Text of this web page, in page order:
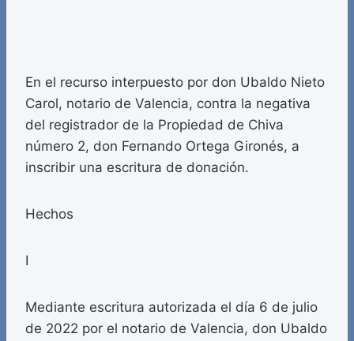
En el recurso interpuesto por don Ubaldo Nieto
Carol, notario de Valencia, contra la negativa
del registrador de la Propiedad de Chiva
número 2, don Fernando Ortega Gironés, a
inscribir una escritura de donación.
Hechos
I
Mediante escritura autorizada el día 6 de julio
de 2022 por el notario de Valencia, don Ubaldo